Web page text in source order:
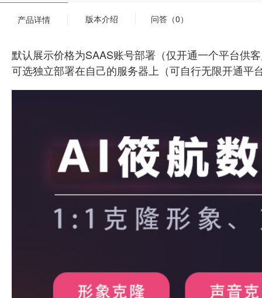
产品详情 版本介绍 问答（0）
默认展示价格为SAAS账号部署（仅开通一个平台供
可选独立部署在自己的服务器上（可自行无限开通平